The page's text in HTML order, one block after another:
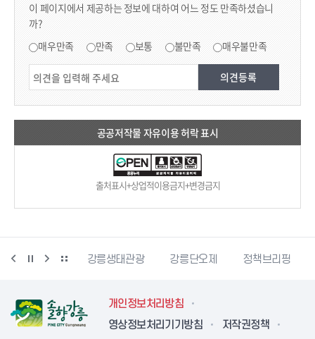
이 페이지에서 제공하는 정보에 대하여 어느 정도 만족하셨습니
까?
매우만족 만족 보통 불만족 매우불만족
공공저작물 자유이용 허락 표시
출처표시+상업적이용금지+변경금지
동물사랑센터 강릉생태관광 강릉단오제 정책브리핑
개인정보처리방침
영상정보처리기기방침
저작권정책